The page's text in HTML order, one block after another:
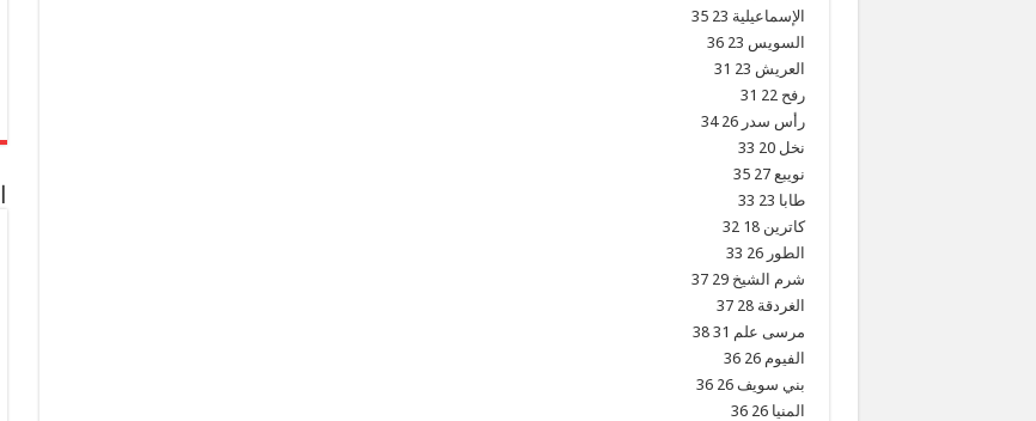
الإسماعيلية 23 35
السويس 23 36
العريش 23 31
رفح 22 31
رأس سدر 26 34
نخل 20 33
نويبع 27 35
طابا 23 33
كاترين 18 32
الطور 26 33
شرم الشيخ 29 37
الغردقة 28 37
مرسى علم 31 38
الفيوم 26 36
بني سويف 26 36
المنيا 26 36